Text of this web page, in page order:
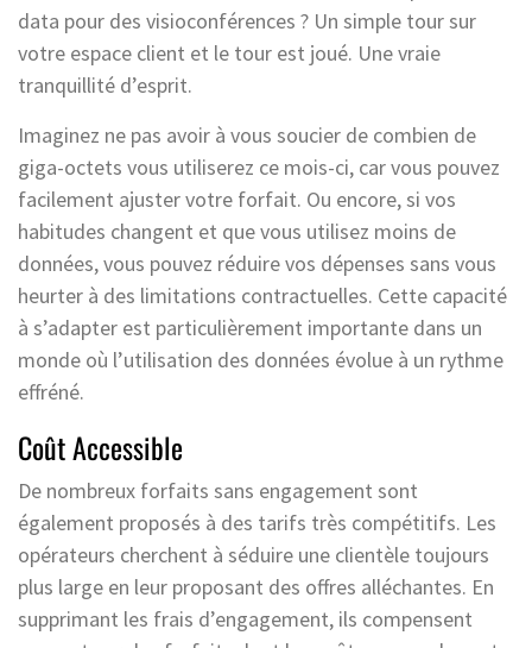
data pour des visioconférences ? Un simple tour sur
votre espace client et le tour est joué. Une vraie
tranquillité d’esprit.
Imaginez ne pas avoir à vous soucier de combien de
giga-octets vous utiliserez ce mois-ci, car vous pouvez
facilement ajuster votre forfait. Ou encore, si vos
habitudes changent et que vous utilisez moins de
données, vous pouvez réduire vos dépenses sans vous
heurter à des limitations contractuelles. Cette capacité
à s’adapter est particulièrement importante dans un
monde où l’utilisation des données évolue à un rythme
effréné.
Coût Accessible
De nombreux forfaits sans engagement sont
également proposés à des tarifs très compétitifs. Les
opérateurs cherchent à séduire une clientèle toujours
plus large en leur proposant des offres alléchantes. En
supprimant les frais d’engagement, ils compensent